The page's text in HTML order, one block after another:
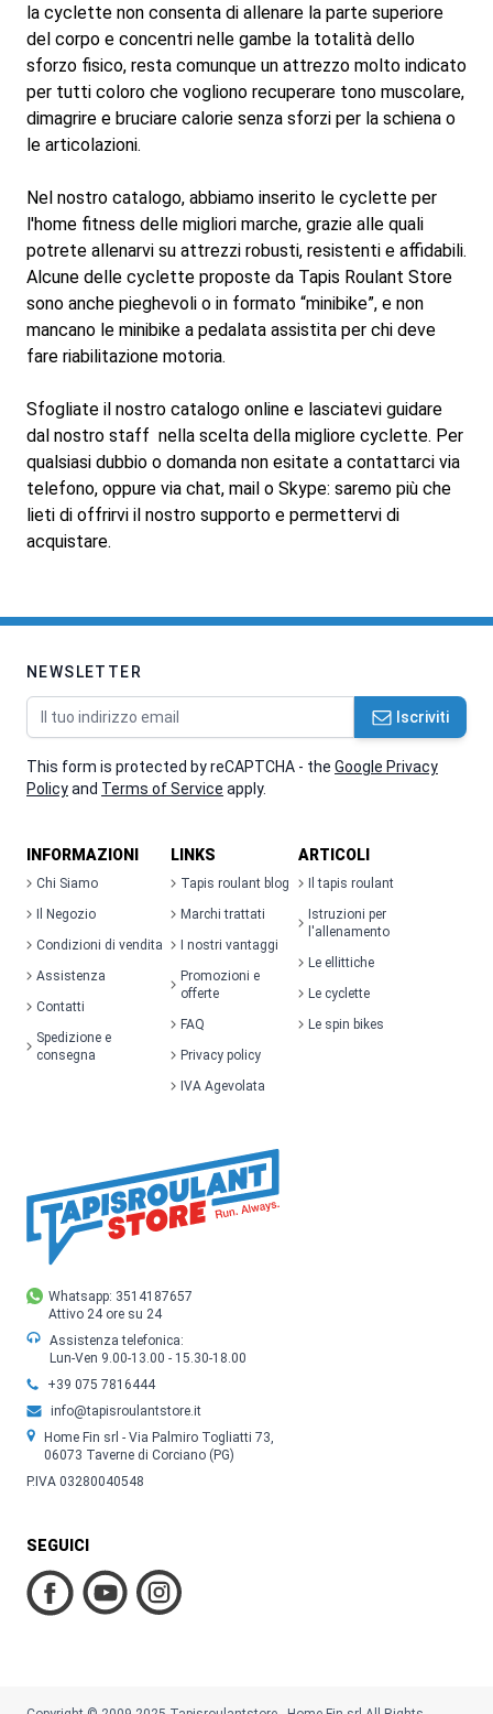
la cyclette non consenta di allenare la parte superiore
del corpo e concentri nelle gambe la totalità dello
sforzo fisico, resta comunque un attrezzo molto indicato
per tutti coloro che vogliono recuperare tono muscolare,
dimagrire e bruciare calorie senza sforzi per la schiena o
le articolazioni.
Nel nostro catalogo, abbiamo inserito le cyclette per
l'home fitness delle migliori marche, grazie alle quali
potrete allenarvi su attrezzi robusti, resistenti e affidabili.
Alcune delle cyclette proposte da Tapis Roulant Store
sono anche pieghevoli o in formato “minibike”, e non
mancano le minibike a pedalata assistita per chi deve
fare riabilitazione motoria.
Sfogliate il nostro catalogo online e lasciatevi guidare
dal nostro staff nella scelta della migliore cyclette. Per
qualsiasi dubbio o domanda non esitate a contattarci via
telefono, oppure via chat, mail o Skype: saremo più che
lieti di offrirvi il nostro supporto e permettervi di
acquistare.
Whatsapp: 3514187657
Attivo 24 ore su 24
Assistenza telefonica:
Lun-Ven 9.00-13.00 - 15.30-18.00
+39 075 7816444
info@tapisroulantstore.it
Home Fin srl - Via Palmiro Togliatti 73,
06073 Taverne di Corciano (PG)
P.IVA 03280040548
SEGUICI
NEWSLETTER
Indirizzo email Iscriviti
This form is protected by reCAPTCHA - the Google Privacy
Policyand Terms of Service apply.
INFORMAZIONI
Chi Siamo
Il Negozio
Condizioni di vendita
Assistenza
Contatti
Spedizione e
consegna
LINKS
Tapis roulant blog
Marchi trattati
I nostri vantaggi
Promozioni e
offerte
FAQ
Privacy policy
IVA Agevolata
ARTICOLI
Il tapis roulant
Istruzioni per
l'allenamento
Le ellittiche
Le cyclette
Le spin bikes